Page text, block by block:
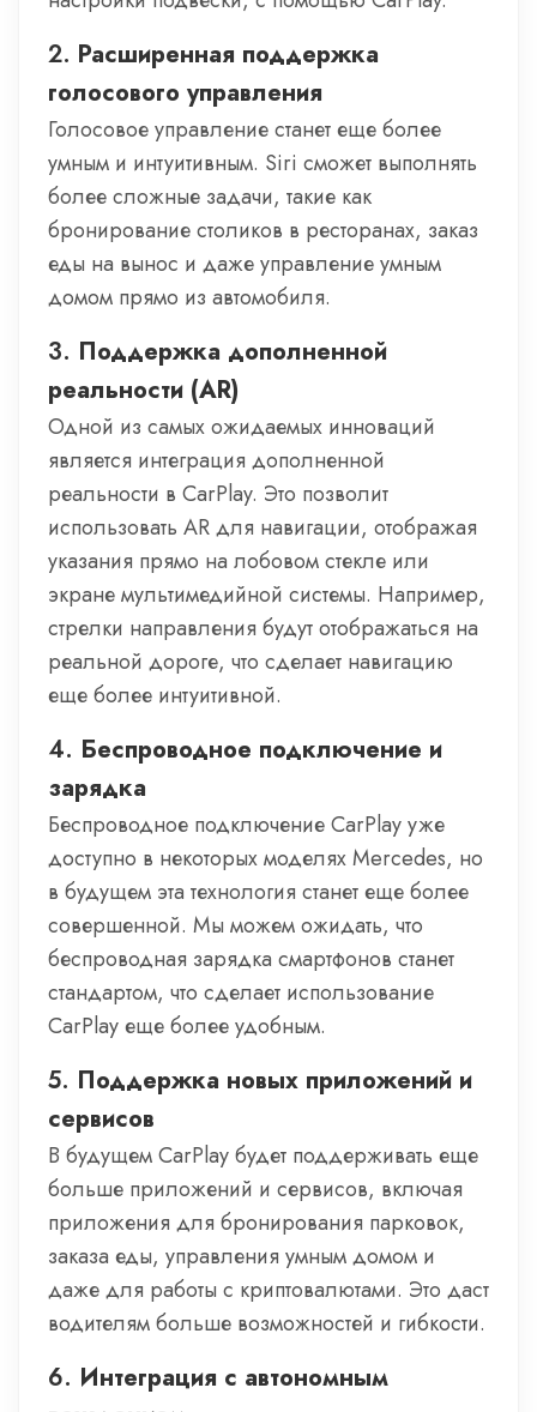
2. Расширенная поддержка
голосового управления
Голосовое управление станет еще более
умным и интуитивным. Siri сможет выполнять
более сложные задачи, такие как
бронирование столиков в ресторанах, заказ
еды на вынос и даже управление умным
домом прямо из автомобиля.
3. Поддержка дополненной
реальности (AR)
Одной из самых ожидаемых инноваций
является интеграция дополненной
реальности в CarPlay. Это позволит
использовать AR для навигации, отображая
указания прямо на лобовом стекле или
экране мультимедийной системы. Например,
стрелки направления будут отображаться на
реальной дороге, что сделает навигацию
еще более интуитивной.
4. Беспроводное подключение и
зарядка
Беспроводное подключение CarPlay уже
доступно в некоторых моделях Mercedes, но
в будущем эта технология станет еще более
совершенной. Мы можем ожидать, что
беспроводная зарядка смартфонов станет
стандартом, что сделает использование
CarPlay еще более удобным.
5. Поддержка новых приложений и
сервисов
В будущем CarPlay будет поддерживать еще
больше приложений и сервисов, включая
приложения для бронирования парковок,
заказа еды, управления умным домом и
даже для работы с криптовалютами. Это даст
водителям больше возможностей и гибкости.
6. Интеграция с автономным